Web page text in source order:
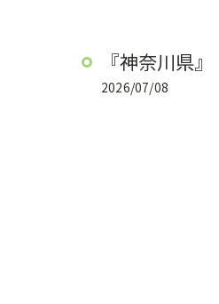
『神奈川県
2026/07/08